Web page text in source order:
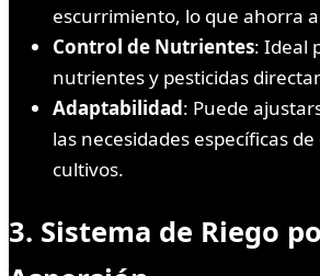
escurrimiento, lo que ahorra
Control de Nutrientes: Ideal
nutrientes y pesticidas
Adaptabilidad: Puede
las necesidades específicas
cultivos.
3. Sistema de Riego